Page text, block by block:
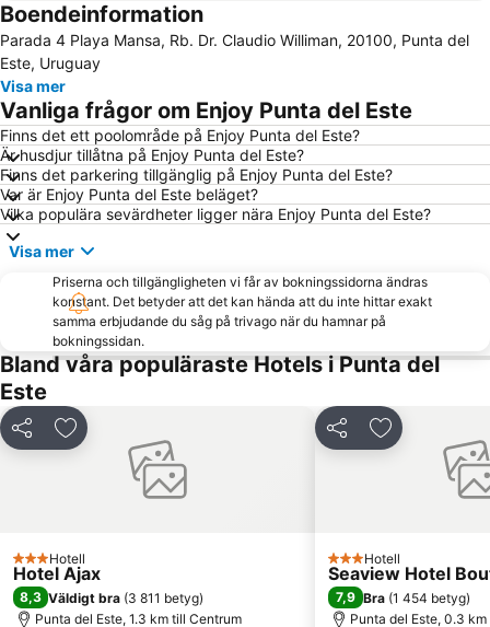
Boendeinformation
Parada 4 Playa Mansa, Rb. Dr. Claudio Williman, 20100, Punta del
Este, Uruguay
Visa mer
Vanliga frågor om Enjoy Punta del Este
Finns det ett poolområde på Enjoy Punta del Este?
Är husdjur tillåtna på Enjoy Punta del Este?
Finns det parkering tillgänglig på Enjoy Punta del Este?
Var är Enjoy Punta del Este beläget?
Vilka populära sevärdheter ligger nära Enjoy Punta del Este?
Visa mer
Priserna och tillgängligheten vi får av bokningssidorna ändras
konstant. Det betyder att det kan hända att du inte hittar exakt
samma erbjudande du såg på trivago när du hamnar på
bokningssidan.
Bland våra populäraste Hotels i Punta del
Este
Dela Lägg till i Mina Favoriter
3 Stjärnor
Hotell
Hotel Ajax
8,3 Väldigt bra (3 811 betyg)
Punta del Este, 1.3 km till Centrum
Dela Lägg till i
3 Stjärnor
Hotell
Seaview Hotel
7,9 Bra (1 454 betyg)
Punta del Este, 0.3